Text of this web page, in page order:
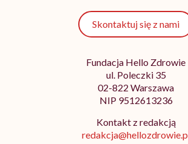
Skontaktuj się z nami
Fundacja Hello Zdrowie
ul. Poleczki 35
02-822 Warszawa
NIP 9512613236
Kontakt z redakcją